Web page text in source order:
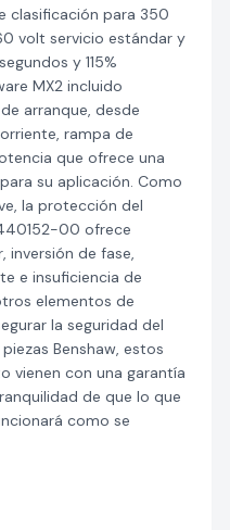
clasificación para 350
volt servicio estándar y
y 115%
MX2 incluido
arranque, desde
rampa de
que ofrece una
su aplicación. Como
la protección del
00 ofrece
de fase,
e insuficiencia de
elementos de
la seguridad del
Benshaw, estos
vienen con una garantía
de que lo que
como se